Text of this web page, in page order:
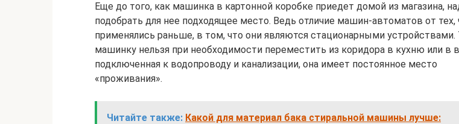
Еще до того, как машинка в картонной коробке приедет домой из магазина,
подобрать для нее подходящее место. Ведь отличие машин-автоматов от тех,
применялись раньше, в том, что они являются стационарными
машинку нельзя при необходимости переместить из коридора в кухню или в
подключенная к водопроводу и канализации, она имеет постоянное место
«проживания».
Читайте также: Какой для материал бака стиральной машины лучше: